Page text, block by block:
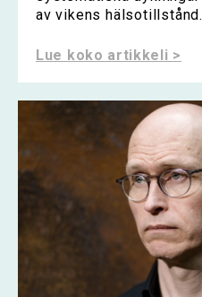
av vikens hälsotillstånd.
Lue koko artikkeli >